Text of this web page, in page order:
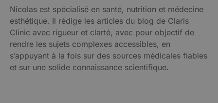
Nicolas est spécialisé en santé, nutrition et médecine
esthétique. Il rédige les articles du blog de Claris
Clinic avec rigueur et clarté, avec pour objectif de
rendre les sujets complexes accessibles, en
s’appuyant à la fois sur des sources médicales fiables
et sur une solide connaissance scientifique.